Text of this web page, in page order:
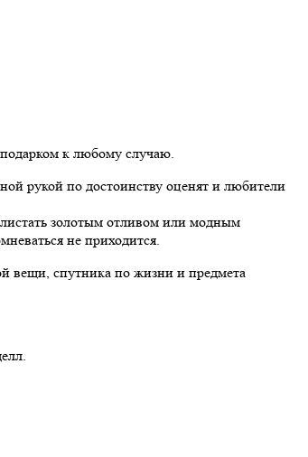
к любому случаю.
рукой по достоинству оценят и любители
золотым отливом или модным
не приходится.
вещи, спутника по жизни и предмета